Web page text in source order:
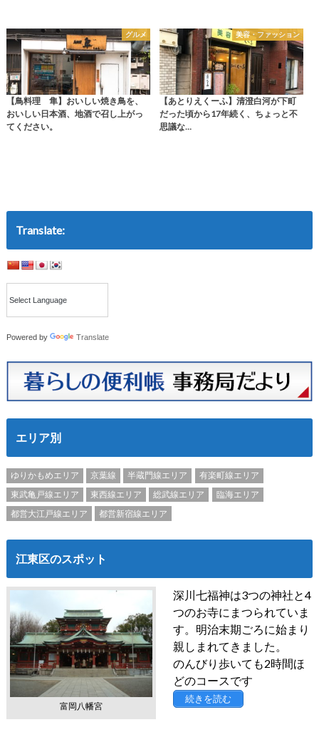
グルメ
【鳥料理 隼】おいしい焼き鳥を、
おいしい日本酒、地酒で召し上がっ
てください。
美容・ファッション
【あとりえくーふ】清澄白河が下町
だった頃から17年続く、ちょっと不
思議な…
Translate:
Powered by Translate
エリア別
ゆりかもめエリア 京葉線 半蔵門線エリア
有楽町線エリア
東武亀戸線エリア
東西線エリア 総武線エリア
臨海エリア
都営大江戸線エリア
都営新宿線エリア
江東区のスポット
富岡八幡宮
深川七福神は3つの神社と4
つのお寺にまつられていま
す。明治末期ごろに始まり
親しまれてきました。
のんびり歩いても2時間ほ
どのコースです
続きを読む